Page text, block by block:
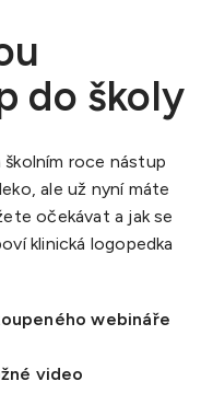
do školy
roce nástup
ale už nyní máte
očekávat a jak se
klinická logopedka
webináře
video